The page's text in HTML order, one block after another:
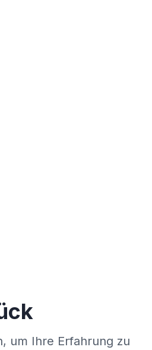
um Ihre Erfahrung zu